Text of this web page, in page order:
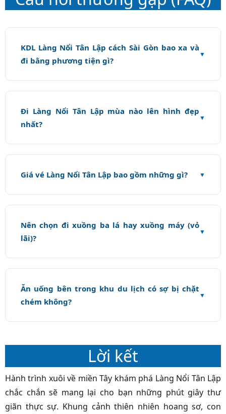
KDL Làng Nổi Tân Lập cách Sài Gòn bao xa và
đi bằng phương tiện gì?
Đi Làng Nổi Tân Lập mùa nào lên hình đẹp
nhất?
Giá vé Làng Nổi Tân Lập bao gồm những gì?
Nên chọn đi xuồng ba lá hay xuồng máy (vỏ
lãi)?
Ăn uống bên trong khu du lịch có sợ bị chặt
chém không?
Lời kết
Hành trình xuôi về miền Tây khám phá Làng Nổi Tân Lập
chắc chắn sẽ mang lại cho bạn những phút giây thư
giãn thực sự. Khung cảnh thiên nhiên hoang sơ, con